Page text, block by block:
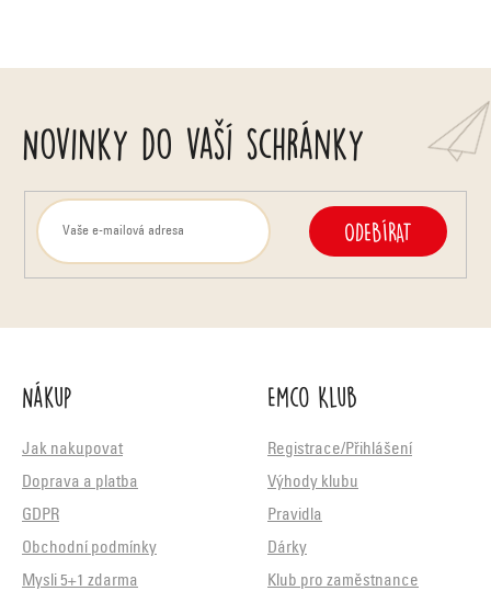
Novinky do vaší schránky
ODEBÍRAT
Nákup
Jak nakupovat
Doprava a platba
GDPR
Obchodní podmínky
Mysli 5+1 zdarma
Emco Klub
Registrace/Přihlášení
Výhody klubu
Pravidla
Dárky
Klub pro zaměstnance